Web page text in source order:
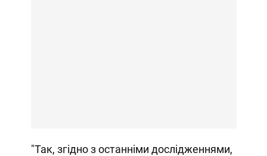
"Так, згідно з останніми дослідженнями,